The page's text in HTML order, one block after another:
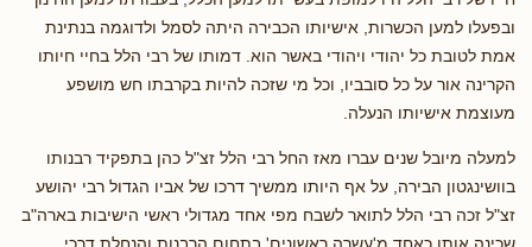
ובפעלו למען הכשרות, אישיותו הכבירה היתה לסמל ולדוגמה בנתינת
אמת לטובת כל יהודי ויהודי באשר הוא. דמותו של רבי הלל בחיי חיותו
הקרינה אור על כל סובביו, וכל מי שזכה להיות בקרבתו חש מושפע
מעוצמת אישיותו הנעלה.
למעלה מיובל שנים עברו מאז החל רבי הלל זצ"ל כהן בתפקיד רבנותו
בוושינגטון הבירה, על אף היותו ממשיך דרכו של אביו הגדול רבי יהושע
זצ"ל זכה רבי הלל לתואר לשבח מפי אחד מגדולי ראשי הישיבות בארה"ב
שכינה אותו כאחד מ'עשרה ראשונים' בתחום הרבנות והנחלת דרכי